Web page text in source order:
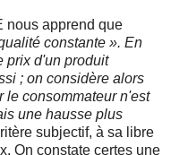
nous apprend que
constante ». En
prix d'un produit
; on considère alors
le consommateur n'est
une hausse plus
subjectif, à sa libre
On constate certes une